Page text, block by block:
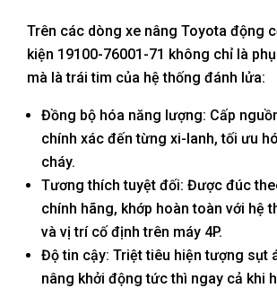
Trên các dòng xe nâng Toyota động
kiện 19100-76001-71 không chỉ là
mà là trái tim của hệ thống đánh lửa:
Đồng bộ hóa năng lượng: Cấp
chính xác đến từng xi-lanh, tối ưu
cháy.
Tương thích tuyệt đối: Được đúc
chính hãng, khớp hoàn toàn với hệ
và vị trí cố định trên máy 4P.
Độ tin cậy: Triệt tiêu hiện tượng sụt
nâng khởi động tức thì ngay cả khi